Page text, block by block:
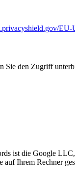
EU-
den Zugriff
ist die Google
Ihrem Rechner